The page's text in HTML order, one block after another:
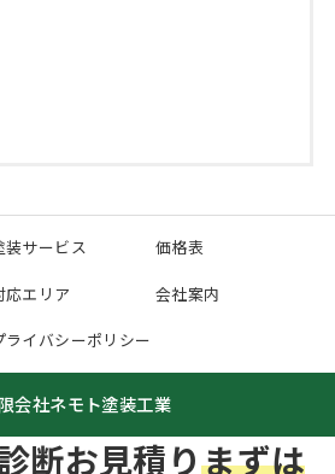
装サービス 価格表
応エリア 会社案内
ライバシーポリシー
会社ネモト塗装工業
断お見積りまずは